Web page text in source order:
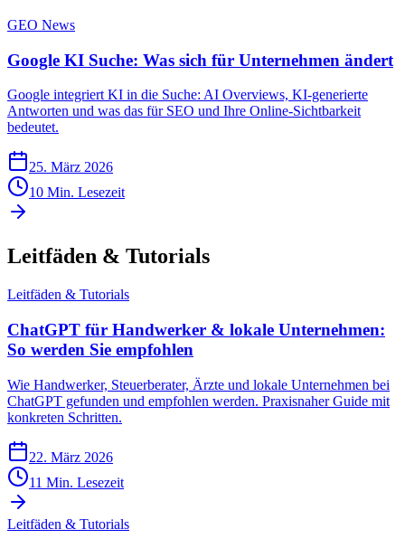
GEO News
Google KI Suche: Was sich für Unternehmen ändert
Google integriert KI in die Suche: AI Overviews, KI-generierte
Antworten und was das für SEO und Ihre Online-Sichtbarkeit
bedeutet.
25. März 2026
10 Min. Lesezeit
Leitfäden & Tutorials
Leitfäden & Tutorials
ChatGPT für Handwerker & lokale Unternehmen:
So werden Sie empfohlen
Wie Handwerker, Steuerberater, Ärzte und lokale Unternehmen bei
ChatGPT gefunden und empfohlen werden. Praxisnaher Guide mit
konkreten Schritten.
22. März 2026
11 Min. Lesezeit
Leitfäden & Tutorials